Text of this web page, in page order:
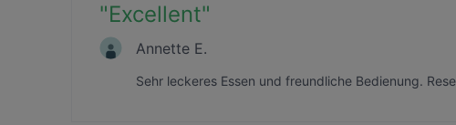
"Excellent"
Annette E.
Sehr leckeres Essen und freundliche Bedienung.